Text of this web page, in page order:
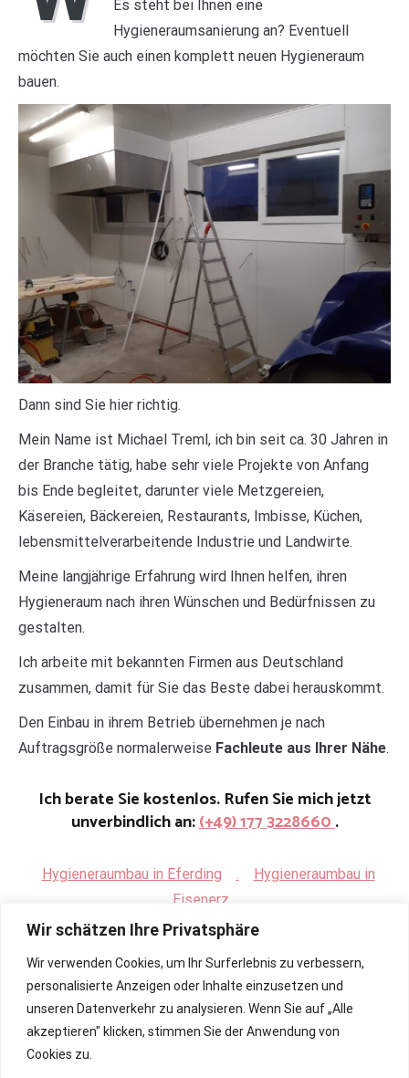
Wir schätzen Ihre Privatsphäre
Wir verwenden Cookies, um Ihr Surferlebnis zu verbessern,
personalisierte Anzeigen oder Inhalte einzusetzen und
unseren Datenverkehr zu analysieren. Wenn Sie auf „Alle
akzeptieren" klicken, stimmen Sie der Anwendung von
Cookies zu.
Es steht bei Ihnen eine
Hygieneraumsanierung an? Eventuell
möchten Sie auch einen komplett neuen Hygieneraum
bauen.
Dann sind Sie hier richtig.
Mein Name ist Michael Treml, ich bin seit ca. 30 Jahren in
der Branche tätig, habe sehr viele Projekte von Anfang
bis Ende begleitet, darunter viele Metzgereien,
Käsereien, Bäckereien, Restaurants, Imbisse, Küchen,
lebensmittelverarbeitende Industrie und Landwirte.
Meine langjährige Erfahrung wird Ihnen helfen, ihren
Hygieneraum nach ihren Wünschen und Bedürfnissen zu
gestalten.
Ich arbeite mit bekannten Firmen aus Deutschland
zusammen, damit für Sie das Beste dabei herauskommt.
Den Einbau in ihrem Betrieb übernehmen je nach
Auftragsgröße normalerweise Fachleute aus Ihrer Nähe.
Ich berate Sie kostenlos. Rufen Sie mich jetzt
unverbindlich an:(+49) 177 3228660.
Hygieneraumbau in Eferding .
Hygieneraumbau in
Eisenerz